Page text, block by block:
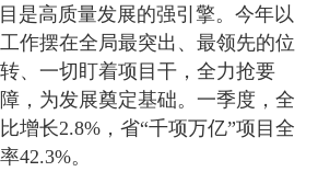
是高质量发展的强引擎。今年以
作摆在全局最突出、最领先的位
、一切盯着项目干，全力抢要
，为发展奠定基础。一季度，全
增长2.8%，省“千项万亿”项目全
42.3%。